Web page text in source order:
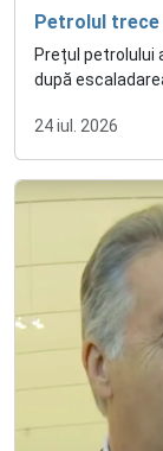
Petrolul trece
Prețul petrolului
după
24 iul. 2026